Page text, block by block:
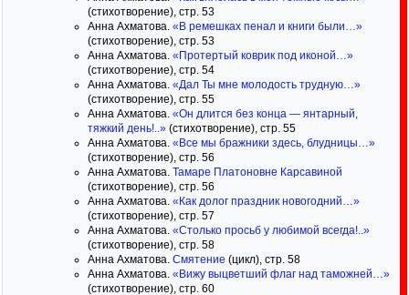
(стихотворение), стр. 53
Анна Ахматова. «В ремешках пенал и книги были…»
(стихотворение), стр. 53
Анна Ахматова. «Протертый коврик под иконой…»
(стихотворение), стр. 54
Анна Ахматова. «Дал Ты мне молодость трудную…»
(стихотворение), стр. 55
Анна Ахматова. «Он длится без конца — янтарный,
тяжкий день!..» (стихотворение), стр. 55
Анна Ахматова. «Все мы бражники здесь, блудницы…»
(стихотворение), стр. 56
Анна Ахматова. Тамаре Платоновне Карсавиной
(стихотворение), стр. 56
Анна Ахматова. «Как долог праздник новогодний…»
(стихотворение), стр. 57
Анна Ахматова. «Столько просьб у любимой всегда!..»
(стихотворение), стр. 58
Анна Ахматова. Смятение (цикл), стр. 58
Анна Ахматова. «Вижу выцветший флаг над таможней…»
(стихотворение), стр. 60